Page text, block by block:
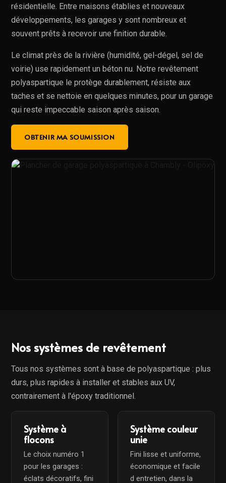
résidentielle. Entre maisons établies et nouveaux
développements, les garages y sont nombreux et
souvent prêts à recevoir une finition durable.
Le climat près de la rivière (humidité, gel-dégel, sel de
voirie) use rapidement un béton nu. Notre revêtement
polyaspartique le protège durablement, résiste aux
taches et se nettoie en quelques minutes, pour un garage
qui reste impeccable saison après saison.
OBTENIR MA SOUMISSION
Nos systèmes de revêtement
Tous nos systèmes sont à base de polyaspartique : plus
durs, plus rapides à installer et stables aux UV,
contrairement à l'époxy traditionnel.
Système à
flocons
Le choix numéro 1
pour les garages :
éclats décoratifs, fini
Système couleur
unie
Fini lisse et uniforme,
économique et facile
d entretien, dans la